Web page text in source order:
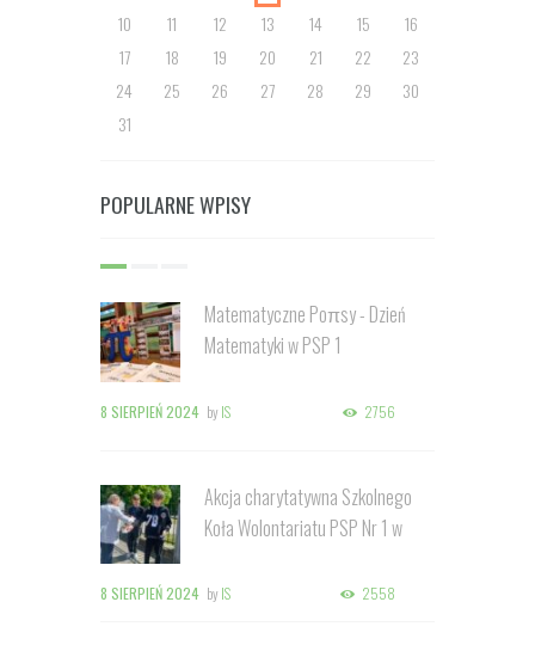
10
11 12 13 14 15
16
17
18 19 20 21 22
23
24
25 26 27 28 29
30
31
POPULARNE WPISY
Matematyczne Poπsy - Dzień
Matematyki w PSP 1
8 SIERPIEŃ 2024 by IS 2756
Akcja charytatywna Szkolnego
Koła Wolontariatu PSP Nr 1 w
8 SIERPIEŃ 2024 by IS 2558